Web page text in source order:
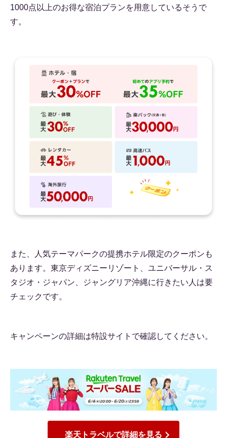
1000点以上のお得な宿泊プランを用意しているそうで
す。
また、人気テーマパークの提携ホテル限定のクーポンも
あります。東京ディズニーリゾート、ユニバーサル・ス
タジオ・ジャパン、ジャングリア沖縄に行きたい人は要
チェックです。
キャンペーンの詳細は特設サイトで確認してください。
楽天トラベルで詳細を見る